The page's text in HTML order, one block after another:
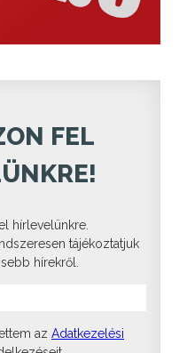
FEL
hírlevelünkre.
tájékoztatjuk
hírekről.
az Adatkezelési